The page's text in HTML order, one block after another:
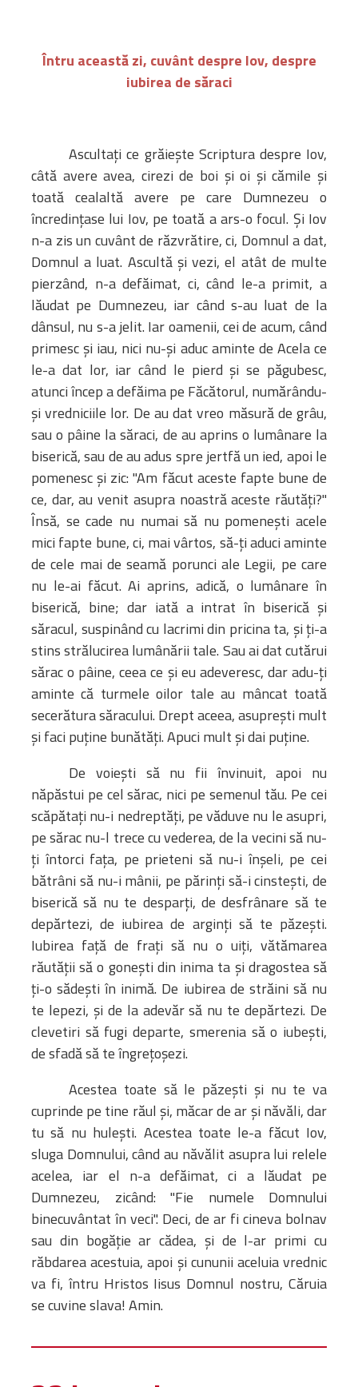
Întru această zi, cuvânt despre Iov, despre
iubirea de săraci
Ascultaţi ce grăieşte Scriptura despre Iov,
câtă avere avea, cirezi de boi şi oi şi cămile şi
toată cealaltă avere pe care Dumnezeu o
încredinţase lui Iov, pe toată a ars-o focul. Şi Iov
n-a zis un cuvânt de răzvrătire, ci, Domnul a dat,
Domnul a luat. Ascultă şi vezi, el atât de multe
pierzând, n-a defăimat, ci, când le-a primit, a
lăudat pe Dumnezeu, iar când s-au luat de la
dânsul, nu s-a jelit. Iar oamenii, cei de acum, când
primesc şi iau, nici nu-şi aduc aminte de Acela ce
le-a dat lor, iar când le pierd şi se păgubesc,
atunci încep a defăima pe Făcătorul, numărându-
şi vredniciile lor. De au dat vreo măsură de grâu,
sau o pâine la săraci, de au aprins o lumânare la
biserică, sau de au adus spre jertfă un ied, apoi le
pomenesc şi zic: "Am făcut aceste fapte bune de
ce, dar, au venit asupra noastră aceste răutăţi?"
Însă, se cade nu numai să nu pomeneşti acele
mici fapte bune, ci, mai vârtos, să-ţi aduci aminte
de cele mai de seamă porunci ale Legii, pe care
nu le-ai făcut. Ai aprins, adică, o lumânare în
biserică, bine; dar iată a intrat în biserică şi
săracul, suspinând cu lacrimi din pricina ta, şi ţi-a
stins strălucirea lumânării tale. Sau ai dat cutărui
sărac o pâine, ceea ce şi eu adeveresc, dar adu-ţi
aminte că turmele oilor tale au mâncat toată
secerătura săracului. Drept aceea, asupreşti mult
şi faci puţine bunătăţi. Apuci mult şi dai puţine.
De voieşti să nu fii învinuit, apoi nu
năpăstui pe cel sărac, nici pe semenul tău. Pe cei
scăpătaţi nu-i nedreptăţi, pe văduve nu le asupri,
pe sărac nu-l trece cu vederea, de la vecini să nu-
ţi întorci faţa, pe prieteni să nu-i înşeli, pe cei
bătrâni să nu-i mânii, pe părinţi să-i cinsteşti, de
biserică să nu te desparţi, de desfrânare să te
depărtezi, de iubirea de arginţi să te păzeşti.
Iubirea faţă de fraţi să nu o uiţi, vătămarea
răutăţii să o goneşti din inima ta şi dragostea să
ţi-o sădeşti în inimă. De iubirea de străini să nu
te lepezi, şi de la adevăr să nu te depărtezi. De
clevetiri să fugi departe, smerenia să o iubeşti,
de sfadă să te îngreţoşezi.
Acestea toate să le păzeşti şi nu te va
cuprinde pe tine răul şi, măcar de ar şi năvăli, dar
tu să nu huleşti. Acestea toate le-a făcut Iov,
sluga Domnului, când au năvălit asupra lui relele
acelea, iar el n-a defăimat, ci a lăudat pe
Dumnezeu, zicând: "Fie numele Domnului
binecuvântat în veci". Deci, de ar fi cineva bolnav
sau din bogăţie ar cădea, şi de l-ar primi cu
răbdarea acestuia, apoi şi cununii aceluia vrednic
va fi, întru Hristos Iisus Domnul nostru, Căruia
se cuvine slava! Amin.